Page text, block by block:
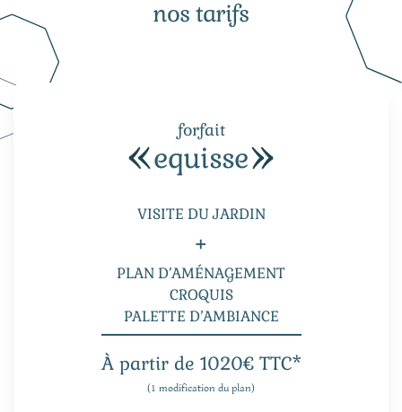
nos tarifs
forfait
equisse
VISITE DU JARDIN
+
PLAN D’AMÉNAGEMENT
CROQUIS
PALETTE D’AMBIANCE
À partir de 1020€ TTC*
(1 modification du plan)